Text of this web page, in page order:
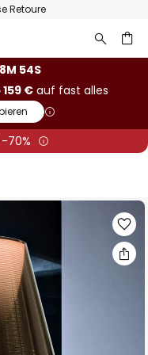
Retoure
53S
159 €auf fast alles
-70%